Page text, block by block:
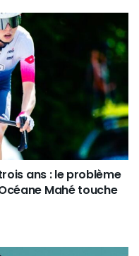
ans : le problème
Mahé touche